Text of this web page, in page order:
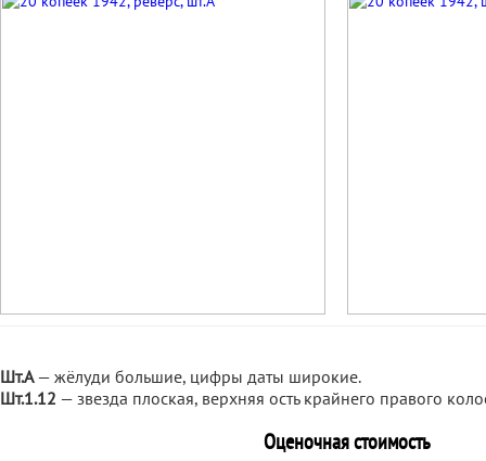
Шт.А— жёлуди большие, цифры даты широкие.
Шт.1.12 — звезда плоская, верхняя ость крайнего правого
Оценочная стоимость